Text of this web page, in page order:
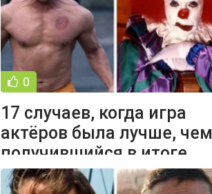
0
17 случаев, когда игра
актёров была лучше, чем
получившийся в итоге
фильм (18 фото)